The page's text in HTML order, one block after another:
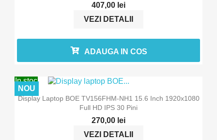
407,00 lei
VEZI DETALII
ADAUGA IN COS
In stoc
Display Laptop BOE TV156FHM-NH1 15.6 Inch 1920x1080
Full HD IPS 30 Pini
270,00 lei
VEZI DETALII
NOU